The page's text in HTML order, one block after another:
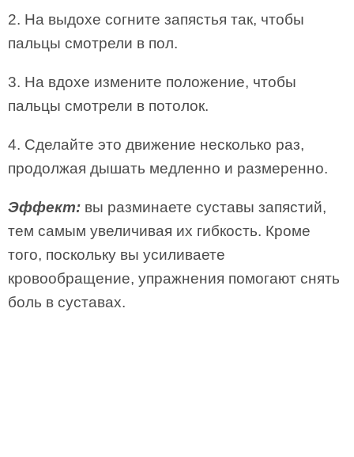
2. На выдохе согните запястья так, чтобы
пальцы смотрели в пол.
3. На вдохе измените положение, чтобы
пальцы смотрели в потолок.
4. Сделайте это движение несколько раз,
продолжая дышать медленно и размеренно.
Эффект: вы разминаете суставы запястий,
тем самым увеличивая их гибкость. Кроме
того, поскольку вы усиливаете
кровообращение, упражнения помогают снять
боль в суставах.